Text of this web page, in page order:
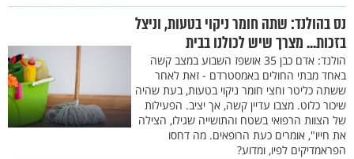
נס בהולנד: שתה חומר ניקוי בטעות, וניצל
בזכות... מצרך שיש לכולנו בבית
הולנד: אדם כבן 35 אושפז השבוע במצב קשה
באחד מבתי החולים באמסטרדם - זאת לאחר
ששתה כליטר וחצי חומר ניקוי בטעות, בעת שהיה
שיכור כלוט. מצבו עדיין קשה, אך יציב. הפעילות
של הצוות הרפואי בשטח והתושייה שגילו, הצילה
את חייו", אומרים כעת הרופאים. מה דחסו
הפראמדיקים לפיו, ומדוע?